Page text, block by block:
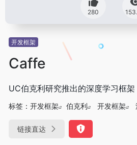
280
开发框架
Caffe
UC伯克利研究推出的深度学习框架
标签： 开发框架 伯克利 开发框架
链接直达